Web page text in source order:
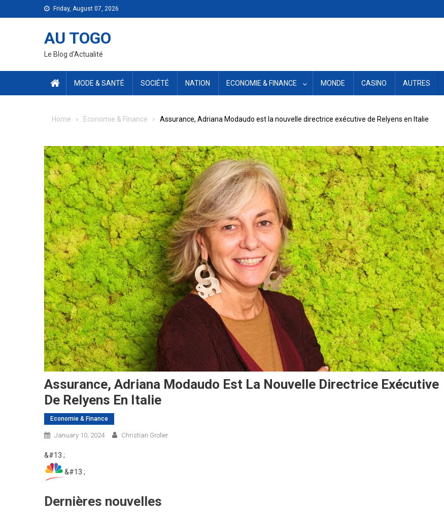
to
Friday, August 07, 2026
AU TOGO
Le Blog d'Actualité
MODE & SANTÉ SOCIÉTÉ NATION ECONOMIE & FINANCE MONDE CASINO AUTRES
Home Economie & Finance Assurance, Adriana Modaudo est la nouvelle directrice exécutive de Relyens en Italie
Assurance, Adriana Modaudo Est La Nouvelle Directrice Exécutive
De Relyens En Italie
Economie & Finance
January 10, 2024 Christian Grolier
&#13 ;
&#13 ;
Dernières nouvelles